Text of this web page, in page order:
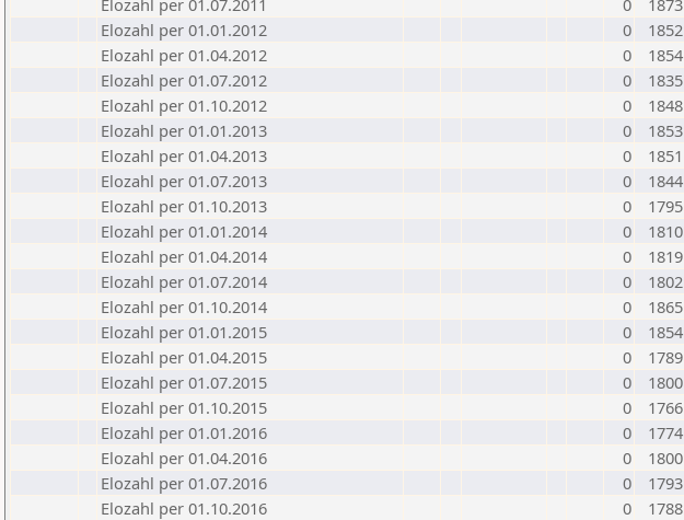
Elozahl per 01.07.2011
0
1873
Elozahl per 01.01.2012
0
1852
Elozahl per 01.04.2012
0
1854
Elozahl per 01.07.2012
0
1835
Elozahl per 01.10.2012
0
1848
Elozahl per 01.01.2013
0
1853
Elozahl per 01.04.2013
0
1851
Elozahl per 01.07.2013
0
1844
Elozahl per 01.10.2013
0
1795
Elozahl per 01.01.2014
0
1810
Elozahl per 01.04.2014
0
1819
Elozahl per 01.07.2014
0
1802
Elozahl per 01.10.2014
0
1865
Elozahl per 01.01.2015
0
1854
Elozahl per 01.04.2015
0
1789
Elozahl per 01.07.2015
0
1800
Elozahl per 01.10.2015
0
1766
Elozahl per 01.01.2016
0
1774
Elozahl per 01.04.2016
0
1800
Elozahl per 01.07.2016
0
1793
Elozahl per 01.10.2016
0
1788